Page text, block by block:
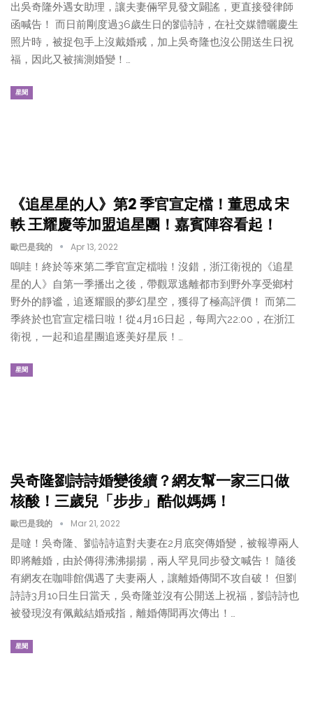
出吳奇隆外遇女助理，讓夫妻倆罕見發文闢謠，更直接發律師
函喊告！ 而日前剛度過36歲生日的劉詩詩，在社交媒體曬慶生
照片時，被捉包手上沒戴婚戒，加上吳奇隆也沒公開送生日祝
福，因此又被揣測婚變！…
星聞
《追星星的人》第2 季官宣定檔！董思成 宋
軼 王耀慶等加盟追星團！嘉賓陣容看起！
歐巴是我的 Apr 13, 2022
嗚哇！終於等來第二季官宣定檔啦！沒錯，浙江衛視的《追星
星的人》自第一季播出之後，帶觀眾逃離都市到野外享受鄉村
野外的靜谧，追逐耀眼的夢幻星空，獲得了極高評價！ 而第二
季終於也官宣定檔日啦！從4月16日起，每周六22:00，在浙江
衛視，一起和追星團追逐美好星辰！…
星聞
吳奇隆劉詩詩婚變後續？網友幫一家三口做
核酸！三歲兒「步步」酷似媽媽！
歐巴是我的 Mar 21, 2022
是噠！吳奇隆、劉詩詩這對夫妻在2月底突傳婚變，被報導兩人
即將離婚，由於傳得沸沸揚揚，兩人罕見同步發文喊告！ 隨後
有網友在咖啡館偶遇了夫妻兩人，讓離婚傳聞不攻自破！ 但劉
詩詩3月10日生日當天，吳奇隆並沒有公開送上祝福，劉詩詩也
被發現沒有佩戴結婚戒指，離婚傳聞再次傳出！…
星聞